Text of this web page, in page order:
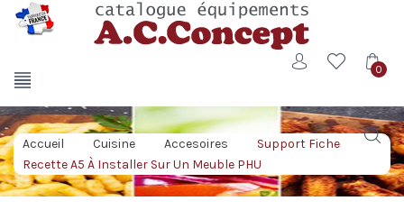
0
Accueil Cuisine Accesoires
Support Fiche
Recette A5 À Installer Sur Un Meuble PHU